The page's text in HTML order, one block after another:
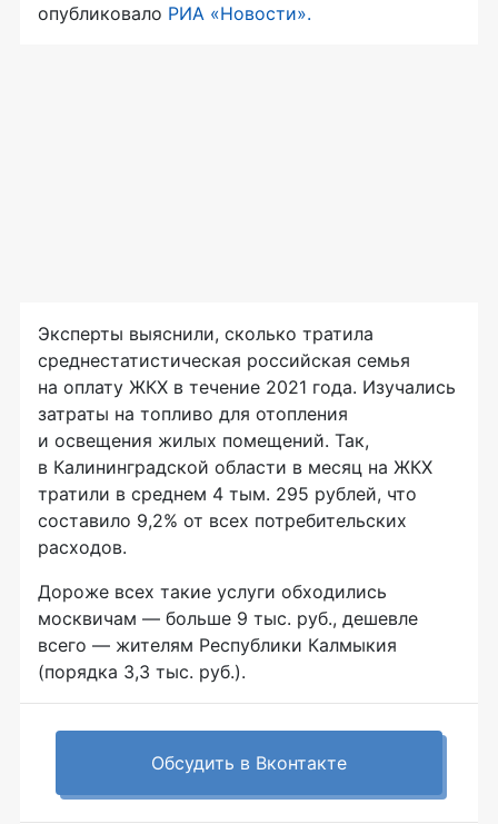
опубликовало РИА «Новости».
Эксперты выяснили, сколько тратила
среднестатистическая российская семья
на оплату ЖКХ в течение 2021 года. Изучались
затраты на топливо для отопления
и освещения жилых помещений. Так,
в Калининградской области в месяц на ЖКХ
тратили в среднем 4 тым. 295 рублей, что
составило 9,2% от всех потребительских
расходов.
Дороже всех такие услуги обходились
москвичам — больше 9 тыс. руб., дешевле
всего — жителям Республики Калмыкия
(порядка 3,3 тыс. руб.).
Обсудить в Вконтакте